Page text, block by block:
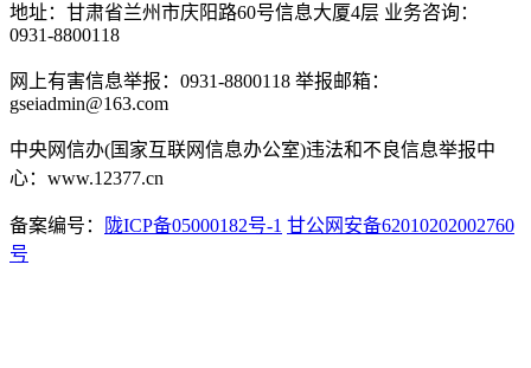
地址：甘肃省兰州市庆阳路60号信息大厦4层 业务咨询：
0931-8800118
网上有害信息举报：0931-8800118 举报邮箱：
gseiadmin@163.com
中央网信办(国家互联网信息办公室)违法和不良信息举报中
心：www.12377.cn
备案编号： 陇ICP备05000182号-1 甘公网安备62010202002760
号